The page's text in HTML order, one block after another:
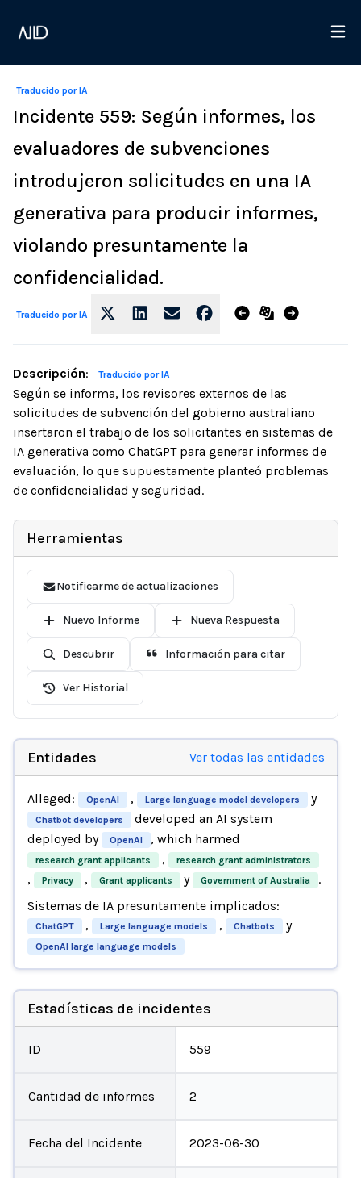
Traducido por IA
Incidente 559: Según informes, los
evaluadores de subvenciones
introdujeron solicitudes en una IA
generativa para producir informes,
violando presuntamente la
confidencialidad.
Traducido por IA
Descripción: Traducido por IA
Según se informa, los revisores externos de las
solicitudes de subvención del gobierno australiano
insertaron el trabajo de los solicitantes en sistemas de
IA generativa como ChatGPT para generar informes de
evaluación, lo que supuestamente planteó problemas
de confidencialidad y seguridad.
Herramientas
Notificarme de actualizaciones
Nuevo Informe Nueva Respuesta
Descubrir Información para citar
Ver Historial
Entidades Ver todas las entidades
Alleged: OpenAI , Large language model developers y
Chatbot developers
developed an AI system
deployed by
OpenAI , which harmed
research grant applicants , research grant administrators
, Privacy , Grant applicants y Government of Australia
.
Sistemas de IA presuntamente implicados:
ChatGPT , Large language models , Chatbots y
OpenAI large language models
Estadísticas de incidentes
ID 559
Cantidad de informes 2
Fecha del Incidente 2023-06-30